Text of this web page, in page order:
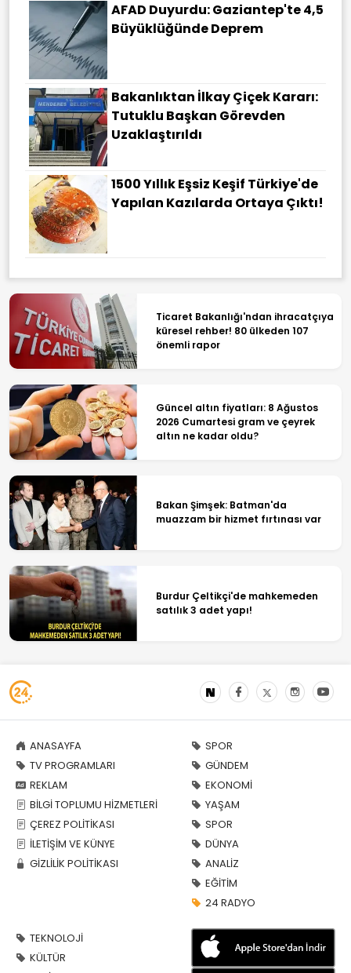
AFAD Duyurdu: Gaziantep'te 4,5
Büyüklüğünde Deprem
Bakanlıktan İlkay Çiçek Kararı:
Tutuklu Başkan Görevden
Uzaklaştırıldı
1500 Yıllık Eşsiz Keşif Türkiye'de
Yapılan Kazılarda Ortaya Çıktı!
Ticaret Bakanlığı'ndan ihracatçıya
küresel rehber! 80 ülkeden 107
önemli rapor
Güncel altın fiyatları: 8 Ağustos
2026 Cumartesi gram ve çeyrek
altın ne kadar oldu?
Bakan Şimşek: Batman'da
muazzam bir hizmet fırtınası var
Burdur Çeltikçi'de mahkemeden
satılık 3 adet yapı!
ANASAYFA
TV PROGRAMLARI
REKLAM
BİLGİ TOPLUMU HİZMETLERİ
ÇEREZ POLİTİKASI
İLETİŞİM VE KÜNYE
GİZLİLİK POLİTİKASI
SPOR
GÜNDEM
EKONOMİ
YAŞAM
SPOR
DÜNYA
ANALİZ
EĞİTİM
24 RADYO
TEKNOLOJİ
KÜLTÜR